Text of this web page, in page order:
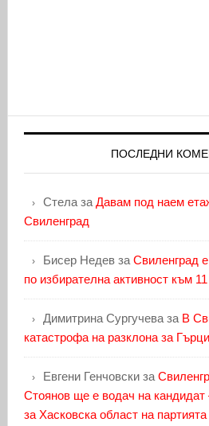
ПОСЛЕДНИ
Стелаза Давам под наем
Свиленград
Бисер Недевза Свиленград
по избирателна активност към
Димитрина Сургучеваза В
катастрофа на разклона за
Евгени Генчовскиза
Стоянов ще е водач на кандидат
за Хасковска област на